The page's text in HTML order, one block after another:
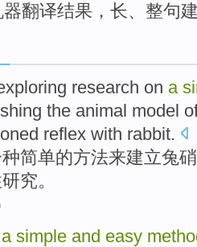
器翻译结果，长、整句
research on a
the animal model
reflex with rabbit.
种简单的方法来建立兔
研究。
a simple and easy